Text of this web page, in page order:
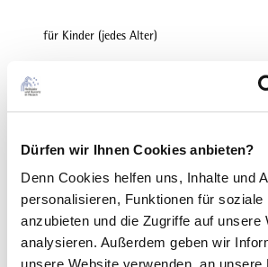
Dürfen wir Ihnen Cookies anbieten?
Denn Cookies helfen uns, Inhalte und
personalisieren, Funktionen für soziale
anzubieten und die Zugriffe auf unsere
analysieren. Außerdem geben wir
unsere Website verwenden, an
für Kinder (jedes Alter)
für Kinder (6-10 Jahre)
für Kinder (ab 10 Jahre)
Fremdsprachen